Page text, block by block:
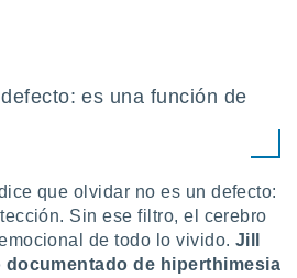
es una función de
que olvidar no es un defecto:
Sin ese filtro, el cerebro
de todo lo vivido.Jill
documentado de hiperthimesia